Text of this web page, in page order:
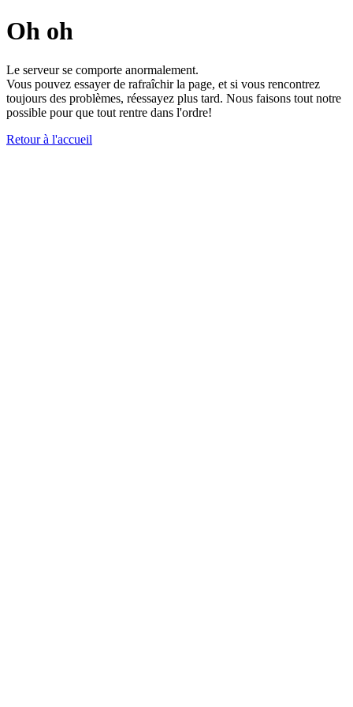
Oh oh
Le serveur se comporte anormalement.
Vous pouvez essayer de rafraîchir la page, et si vous rencontrez
toujours des problèmes, réessayez plus tard. Nous faisons tout notre
possible pour que tout rentre dans l'ordre!
Retour à l'accueil